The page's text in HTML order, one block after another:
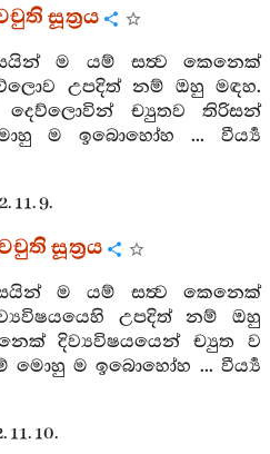
සූත්‍රය
ම යම් සත්‍ව කෙනෙක්
උපදිත් නම් ඔහු මඳහ.
දෙව්ලොවින් ච්‍යුතව තිරිසන්
ම ඉබොහෝහ ... වීර්‍ය්‍ය
11. 9.
සූත්‍රය
ම යම් සත්‍ව කෙනෙක්
උපදිත් නම් ඔහු
දිව්‍යවිෂයයෙන් ච්‍යුත ව
මොහු ම ඉබොහෝහ ... වීර්‍ය්‍ය
11. 10.